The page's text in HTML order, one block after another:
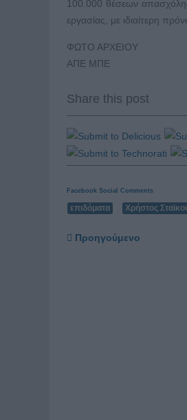
100.000 θέσεων
εργασίας, με ιδιαίτερη
ΦΩΤΟ ΑΡΧΕΙΟΥ
ΑΠΕ ΜΠΕ
Share this post
Facebook Social Comments
επιδόματα Χρήστος
Προηγούμενο